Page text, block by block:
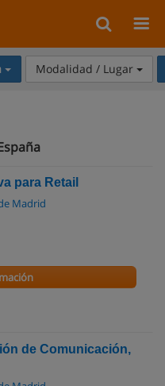
Modalidad / Lugar
para Retail
Madrid
de Comunicación,